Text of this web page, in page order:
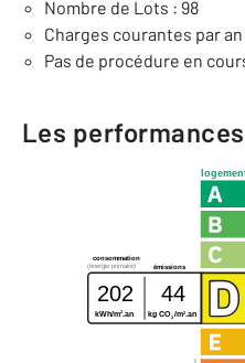
Nombre de Lots : 98
Charges courantes par
Pas de procédure en
Les
consommation
émissions
(énergie primaire)
202 44
kWh/m2.an kg CO2 /m2 .an